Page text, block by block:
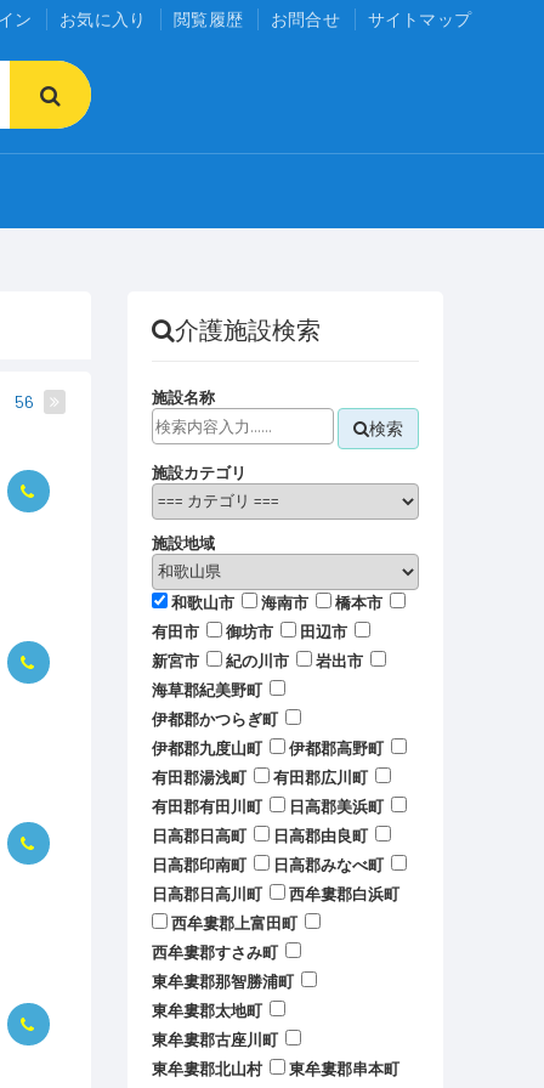
ン お気に入り 閲覧履歴 お問合せ サイトマップ
56
介護施設検索
施設名称
検索
施設カテゴリ
施設地域
和歌山市 海南市
橋本市
有田市
御坊市
田辺市
新宮市
紀の川市
岩出市
海草郡紀美野町
伊都郡かつらぎ町
伊都郡九度山町
伊都郡高野町
有田郡湯浅町
有田郡広川町
有田郡有田川町
日高郡美浜町
日高郡日高町
日高郡由良町
日高郡印南町
日高郡みなべ町
日高郡日高川町
西牟婁郡白浜町
西牟婁郡上富田町
西牟婁郡すさみ町
東牟婁郡那智勝浦町
東牟婁郡太地町
東牟婁郡古座川町
東牟婁郡北山村
東牟婁郡串本町